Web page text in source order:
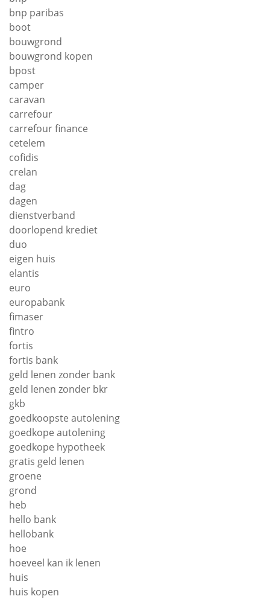
bnp paribas
boot
bouwgrond
bouwgrond kopen
bpost
camper
caravan
carrefour
carrefour finance
cetelem
cofidis
crelan
dag
dagen
dienstverband
doorlopend krediet
duo
eigen huis
elantis
euro
europabank
fimaser
fintro
fortis
fortis bank
geld lenen zonder bank
geld lenen zonder bkr
gkb
goedkoopste autolening
goedkope autolening
goedkope hypotheek
gratis geld lenen
groene
grond
heb
hello bank
hellobank
hoe
hoeveel kan ik lenen
huis
huis kopen